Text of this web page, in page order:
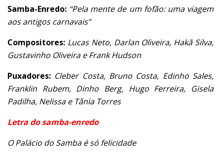
Samba-Enredo: “Pela mente de um fofão: uma viagem
aos antigos carnavais”
Compositores: Lucas Neto, Darlan Oliveira, Hakã Silva,
Gustavinho Oliveira e Frank Hudson
Puxadores: Cleber Costa, Bruno Costa, Edinho Sales,
Franklin Rubem, Dinho Berg, Hugo Ferreira, Gisela
Padilha, Nelissa e Tânia Torres
Letra do samba-enredo
O Palácio do Samba é só felicidade